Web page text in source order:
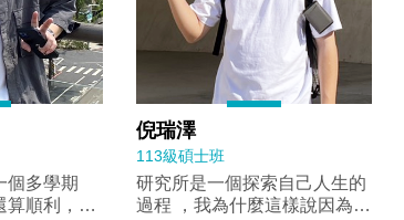
Course，
究中心
語課程，
Ａ、日本語
７-８。起初
境難免感
授劉傑老
不同國家
逐漸適應
了許多朋
同國家政治制度與歷史背景的
比較，也讓我更全面地思考歐
洲政治的發展。除了課堂學習
外，在法國生活的日常經驗，
也讓我有機會觀察當地社會氛
圍與文化差異，拓展了自己的
視野。能夠完成這次交換，我
要特別感謝中山大學提供的獎
學金支持，讓我能安心在國外
學習與生活；同時也非常感謝
個多學期
算順利，即
倪瑞澤
113級碩士班
研究所是一個探索自己人生的
過程 ，我為什麼這樣說因為同